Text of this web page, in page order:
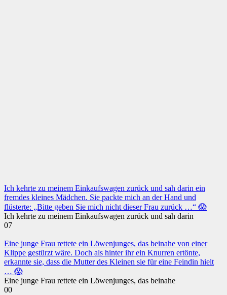
Ich kehrte zu meinem Einkaufswagen zurück und sah darin ein
fremdes kleines Mädchen. Sie packte mich an der Hand und
flüsterte: „Bitte geben Sie mich nicht dieser Frau zurück …“ 😱
Ich kehrte zu meinem Einkaufswagen zurück und sah darin
07
Eine junge Frau rettete ein Löwenjunges, das beinahe von einer
Klippe gestürzt wäre. Doch als hinter ihr ein Knurren ertönte,
erkannte sie, dass die Mutter des Kleinen sie für eine Feindin hielt
… 😱
Eine junge Frau rettete ein Löwenjunges, das beinahe
00